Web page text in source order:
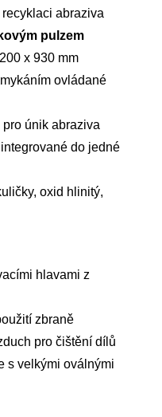
abraziva
pulzem
x 930 mm
ovládané
únik abraziva
do jedné
oxid hlinitý,
hlavami z
zbraně
pro čištění dílů
s velkými oválnými